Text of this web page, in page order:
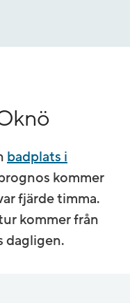
badplats i
kommer
fjärde timma.
kommer från
dagligen.